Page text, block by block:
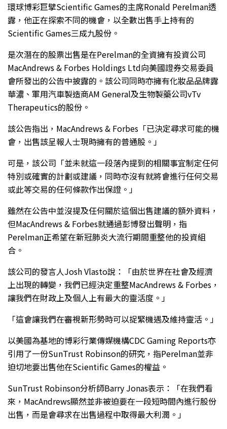
環球博彩巨擘Scientific Games的主席Ronald Perelman透
露，他正在探索不同的機會，以全數出售手上持有的
Scientific Games三成九股份。
是次潛在的股票出售是在Perelman的全資擁有投資公司
MacAndrews & Forbes Holdings Ltd向美國證券交易委員
會所發出的公告中披露的。該公司同時亦擁有化妝品品牌露
華濃、軍用汽車製造商AM General及生物製藥公司vTv
Therapeutics的股份。
該公告指出，MacAndrews & Forbes「已決定尋求可能的機
會，出售該呈報人士現時擁有的普通股。」
可是，該公司「並未就這一段落內提到的相關事宜制定任何
特別或確實的計劃或建議，同時亦沒有就將會進行任何交易
或此等交易的任何條款作出保證。」
雖然在公告中並沒提及任何關於這個出售建議的額外資料，
但MacAndrews & Forbes就通過彭博發出聲明，指
Perelman正希望在新冠肺炎大流行期間重整他的投資組
合。
該公司的發言人Josh Vlasto說：「由於世界在社會及經濟
上出現的轉變，我們已經決定重整MacAndrews & Forbes，
讓我們在財政上及個人上有最大的靈活度。」
「這會讓我們在審視新形勢時可以捉緊機遇及維持靈活。」
以美國為基地的博彩行業傳媒機構CDC Gaming Reports亦
引用了一份SunTrust Robinson的研究，指Perelman並非
迫切地要出售他在Scientific Games的權益。
SunTrust Robinson分析師Barry Jonas表示：「在我們看
來，MacAndrews顯然並非被迫要在一段短時間內進行股份
出售，而是會尋求在出售過程中取得最大利潤。」